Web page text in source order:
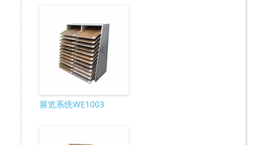
展览系统WE1003